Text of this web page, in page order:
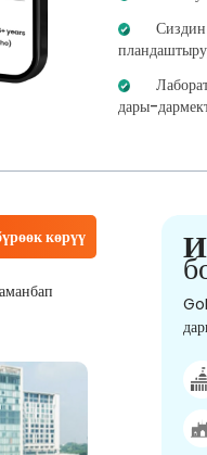
дары-
көрүү